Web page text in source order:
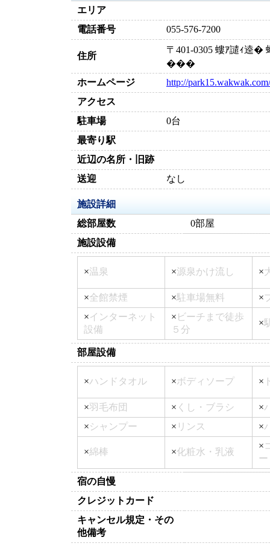
エリア
電話番号
055-576-7200
住所
〒401-0305 螻ｱ譴ｨ逵�
���
ホームページ
http://
アクセス
駐車場
0台
最寄り駅
近辺の名所・旧跡
送迎
なし
施設詳細
総部屋数
0部屋
施設設備
×温泉 ×源泉かけ流し ×
×全館禁煙 ×駐車場無料 ×
×インターネット
設備
× ビーチまで徒歩
５分
×
部屋設備
×ハンドタオル ×ボディソープ ×
×羽毛布団 × くし・ブラシ ×
×シャンプー × リンス ×
×綿棒 ×化粧水・乳液
×
ー
宿の自慢
クレジットカード
キャンセル規定・その
他備考